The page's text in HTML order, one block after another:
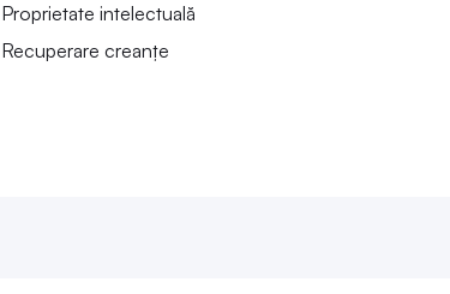
Proprietate intelectuală
Recuperare creanțe